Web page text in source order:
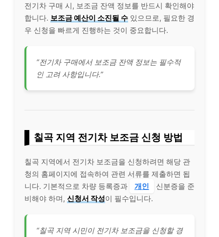
전기차 구매 시, 보조금 잔액 정보를 반드시 확인해야
합니다. 보조금 예산이 소진될 수 있으므로, 필요한 경
우 신청을 빠르게 진행하는 것이 중요합니다.
“전기차 구매에서 보조금 잔액 정보는 필수적
인 고려 사항입니다.”
칠곡 지역 전기차 보조금 신청 방법
칠곡 지역에서 전기차 보조금을 신청하려면 해당 관
청의 홈페이지에 접속하여 관련 서류를 제출하면 됩
니다. 기본적으로 차량 등록증과
개인
신분증을 준
비해야 하며, 신청서 작성이 필수입니다.
“칠곡 지역 시민이 전기차 보조금을 신청할 경